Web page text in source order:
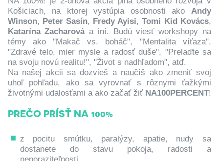
Košiciach, na ktorej vystúpia osobnosti ako Andy
Winson, Peter Sasín, Fredy Ayisi,Tomi Kid Kovács,
Katarína Zacharováa iní. Budú viesť workshopy na
témy ako "Makač vs. boháč", "Mentalita víťaza",
"Zdravé telo, mier mysle a radosť duše", "Prelaďte sa
na svoju novú realitu!", "Život s nadhľadom", atď.
Na našej akcii sa dozvieš a naučíš ako zmeniť svoj
uhoľ pohľadu, ako sa vyrovnať s rôznymi ťažkými
životnými udalosťami a ako začať žiť NA100PERCENT!
PREČO PRÍSŤ NA 100%
z pocitu smútku, paralýzy, apatie, nudy sa
dostanete do stavu pokoja, radosti a